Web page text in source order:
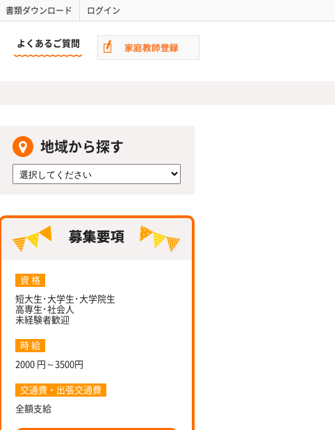
書類ダウンロード ログイン
よくあるご質問
地域から探す
資 格
短大生･大学生･大学院生
高専生･社会人
未経験者歓迎
時 給
2000 円～3500円
交通費・出張交通費
全額支給